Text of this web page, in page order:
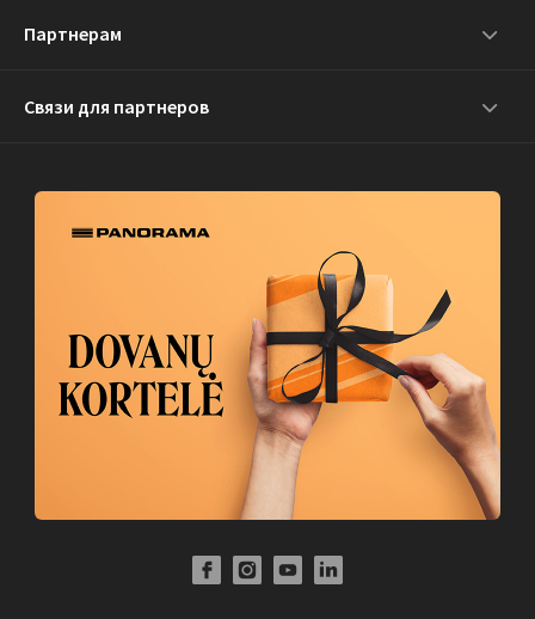
Партнерам
Связи для партнеров